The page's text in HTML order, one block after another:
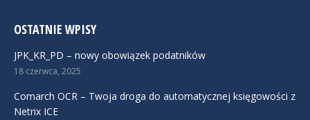
OSTATNIE WPISY
JPK_KR_PD – nowy obowiązek podatników
18 czerwca, 2025
Comarch OCR – Twoja droga do automatycznej księgowości z
Netrix ICE